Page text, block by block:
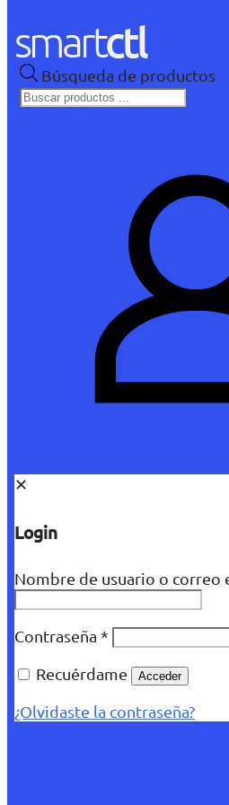
Búsqueda de productos
✕
Login
Nombre de usuario o correo
Contraseña *
Recuérdame
Acceder
¿Olvidaste la contraseña?